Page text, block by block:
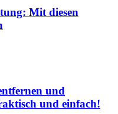
Mit diesen
und
und einfach!